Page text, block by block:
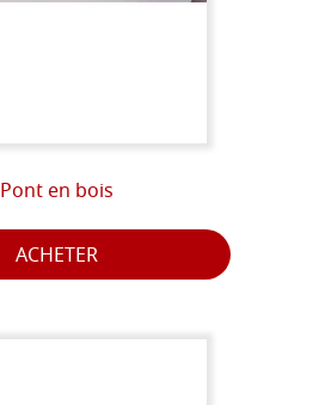
Pont en bois
ACHETER